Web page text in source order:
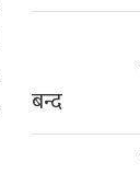
बन्द